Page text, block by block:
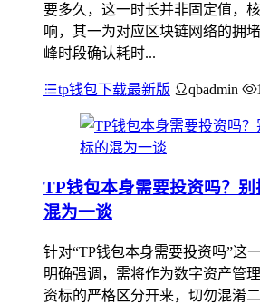
要多久，这一时长并非固定值，
响，其一为对应区块链网络的拥
峰时段确认耗时...
tp钱包下载最新版 qbadmin
TP钱包本身需要投资吗？
混为一谈
针对“TP钱包本身需要投资吗”这
明确强调，需将作为数字资产管
资标的严格区分开来，切勿混淆